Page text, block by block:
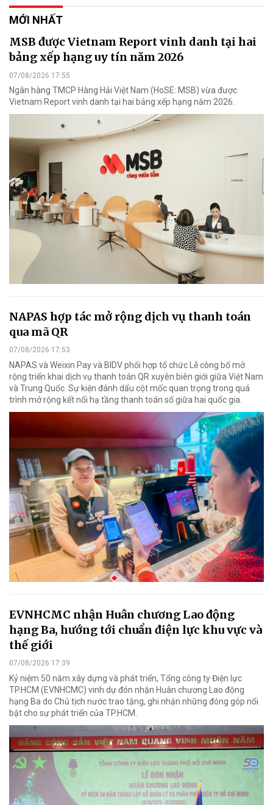
MỚI NHẤT
MSB được Vietnam Report vinh danh tại hai
bảng xếp hạng uy tín năm 2026
07/08/2026 17:55
Ngân hàng TMCP Hàng Hải Việt Nam (HoSE: MSB) vừa được
Vietnam Report vinh danh tại hai bảng xếp hạng năm 2026.
NAPAS hợp tác mở rộng dịch vụ thanh toán
qua mã QR
07/08/2026 17:53
NAPAS và Weixin Pay và BIDV phối hợp tổ chức Lễ công bố mở
rộng triển khai dịch vụ thanh toán QR xuyên biên giới giữa Việt Nam
và Trung Quốc. Sự kiện đánh dấu cột mốc quan trọng trong quá
trình mở rộng kết nối hạ tầng thanh toán số giữa hai quốc gia.
EVNHCMC nhận Huân chương Lao động
hạng Ba, hướng tới chuẩn điện lực khu vực và
thế giới
07/08/2026 17:39
Kỷ niệm 50 năm xây dựng và phát triển, Tổng công ty Điện lực
TP.HCM (EVNHCMC) vinh dự đón nhận Huân chương Lao động
hạng Ba do Chủ tịch nước trao tặng, ghi nhận những đóng góp nổi
bật cho sự phát triển của TP.HCM.